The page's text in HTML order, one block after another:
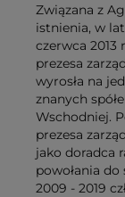
Związana z
istnienia, w
czerwca 2013
prezesa
wyrosła na
znanych
Wschodniej.
prezesa
jako doradca
powołania
2009 - 2019